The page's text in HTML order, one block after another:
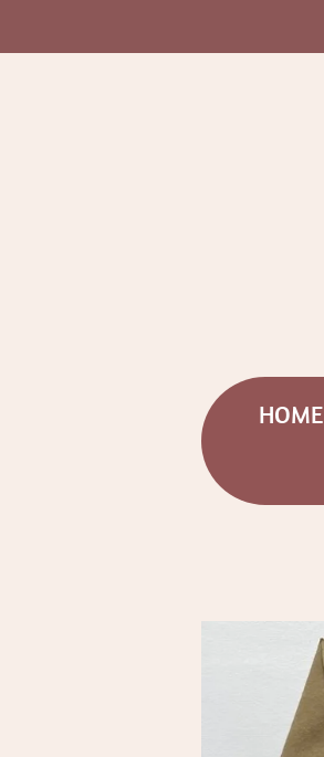
direct
HOME